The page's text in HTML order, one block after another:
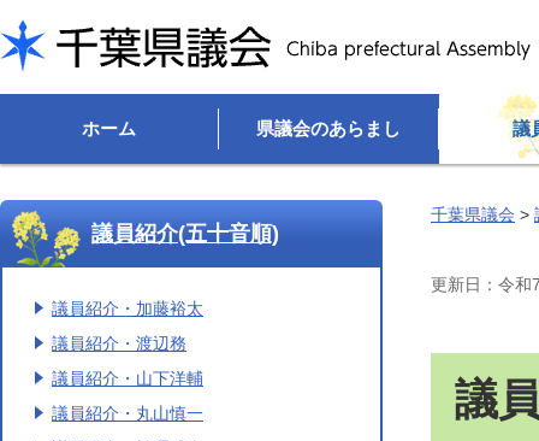
千葉県議会
ホーム 県議会のあらまし 議
議員紹介(五十音順)
議員紹介・加藤裕太
議員紹介・渡辺務
議員紹介・山下洋輔
議員紹介・丸山慎一
千葉県議会 >
更新日：令和
議